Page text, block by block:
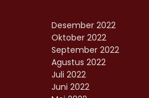
Desember 2022
Oktober 2022
September 2022
Agustus 2022
Juli 2022
Juni 2022